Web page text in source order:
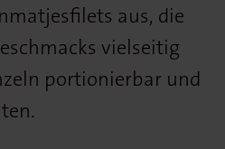
aus, die
vielseitig
portionierbar und